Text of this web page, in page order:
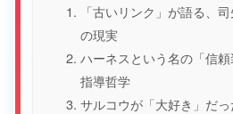
「古いリンク」が語る、
の現実
ハーネスという名の「信
指導哲学
サルコウが「大好き」だ